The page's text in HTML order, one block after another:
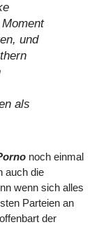
und
als
noch einmal
auch die
wenn sich alles
Parteien an
der